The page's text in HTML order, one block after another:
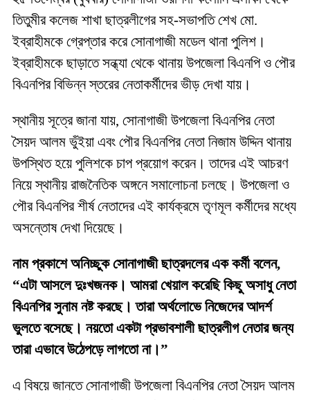
তিতুমীর কলেজ শাখা ছাত্রলীগের সহ-সভাপতি শেখ মো.
ইব্রাহীমকে গ্রেপ্তার করে সোনাগাজী মডেল থানা পুলিশ।
ইব্রাহীমকে ছাড়াতে সন্ধ্যা থেকে থানায় উপজেলা বিএনপি ও পৌর
বিএনপির বিভিন্ন স্তরের নেতাকর্মীদের ভীড় দেখা যায়।
স্থানীয় সূত্রে জানা যায়, সোনাগাজী উপজেলা বিএনপির নেতা
সৈয়দ আলম ভুঁইয়া এবং পৌর বিএনপির নেতা নিজাম উদ্দিন থানায়
উপস্থিত হয়ে পুলিশকে চাপ প্রয়োগ করেন। তাদের এই আচরণ
নিয়ে স্থানীয় রাজনৈতিক অঙ্গনে সমালোচনা চলছে। উপজেলা ও
পৌর বিএনপির শীর্ষ নেতাদের এই কার্যক্রমে তৃণমূল কর্মীদের মধ্যে
অসন্তোষ দেখা দিয়েছে।
নাম প্রকাশে অনিচ্ছুক সোনাগাজী ছাত্রদলের এক কর্মী বলেন,
“এটা আসলে দুঃখজনক। আমরা খেয়াল করেছি কিছু অসাধু নেতা
বিএনপির সুনাম নষ্ট করছে। তারা অর্থলোভে নিজেদের আদর্শ
ভুলতে বসেছে। নয়তো একটা প্রভাবশালী ছাত্রলীগ নেতার জন্য
তারা এভাবে উঠেপড়ে লাগতো না।”
এ বিষয়ে জানতে সোনাগাজী উপজেলা বিএনপির নেতা সৈয়দ আলম